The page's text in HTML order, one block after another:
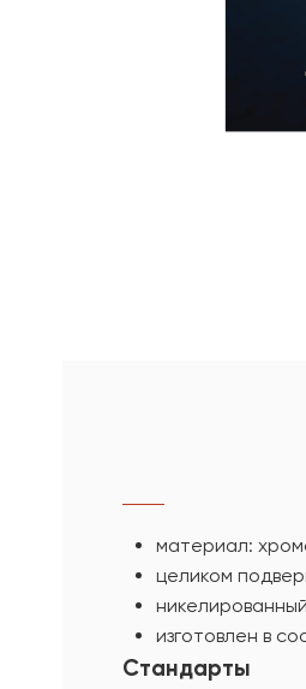
материал:
целиком
никелированный
изготовлен в
Стандарты